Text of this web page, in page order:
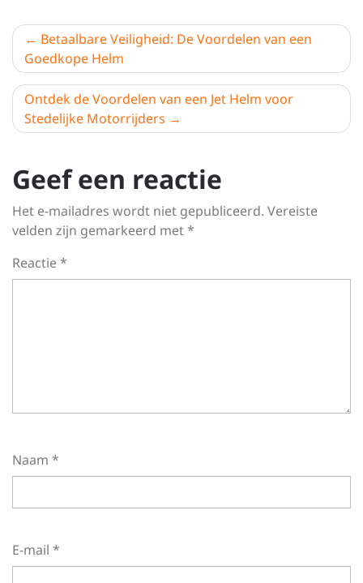
Berichtnavigatie
Betaalbare Veiligheid: De Voordelen van een
Goedkope Helm
Ontdek de Voordelen van een Jet Helm voor
Stedelijke Motorrijders
Geef een reactie
Het e-mailadres wordt niet gepubliceerd. Vereiste
velden zijn gemarkeerd met*
Reactie*
Naam *
E-mail *